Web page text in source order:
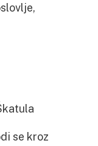
se kroz